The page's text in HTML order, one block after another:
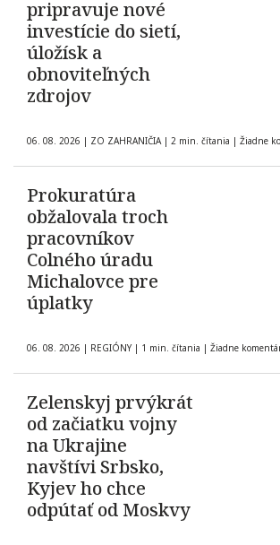
pripravuje nové
investície do sietí,
úložísk a
obnoviteľných
zdrojov
06. 08. 2026 | ZO ZAHRANIČIA | 2 min. čítania | Žiadne
Prokuratúra
obžalovala troch
pracovníkov
Colného úradu
Michalovce pre
úplatky
06. 08. 2026 | REGIÓNY | 1 min. čítania | Žiadne
Zelenskyj prvýkrát
od začiatku vojny
na Ukrajine
navštívi Srbsko,
Kyjev ho chce
odpútať od Moskvy